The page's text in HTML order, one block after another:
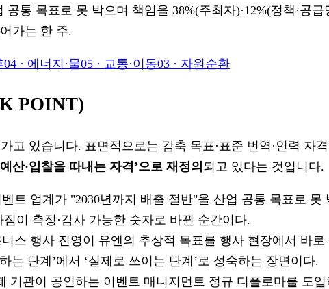
공통 목표로 못 박으며 책임을 38%(주최자)·12%(정책·공
가는 한 주.
04 · 에너지·물05 · 교통·이동03 · 자원순환
POINT)
고 있습니다. 표면적으로는 감축 목표·표준 번역·인력
산·입찰을 따내는 자격’으로 재정의 되고 있다는 것입니다.
트 업계가 "2030년까지 배출 절반"을 산업 공통 목표로 못
이 측정·감사 가능한 숫자로 바뀐 순간이다.
스 행사 진영이 유엔의 추상적 목표를 행사 현장에서 바로
는 단계’에서 ‘실제로 쓰이는 단계’로 성숙하는 장면이다.
기관이 공인하는 이벤트 매니지먼트 정규 디플로마를 도